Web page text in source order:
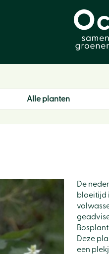
Alle planten
De
bloeitijd
Bosplant.
Deze
een